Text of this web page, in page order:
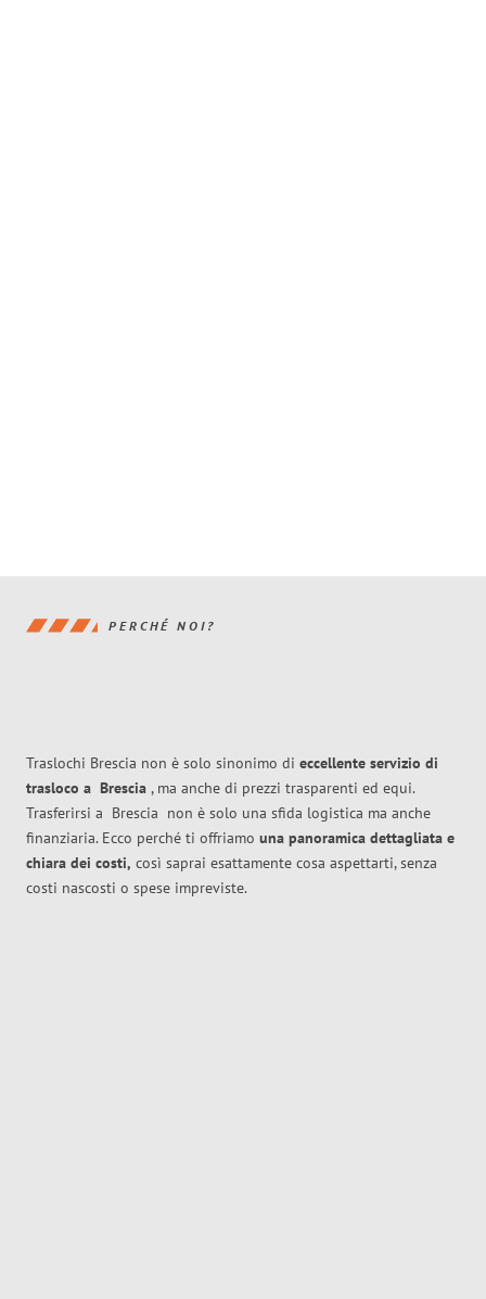
PERCHÉ NOI?
Traslochi Brescia non è solo sinonimo di eccellente servizio di
trasloco a Brescia , ma anche di prezzi trasparenti ed equi.
Trasferirsi a Brescia non è solo una sfida logistica ma anche
finanziaria. Ecco perché ti offriamo una panoramica dettagliata e
chiara dei costi, così saprai esattamente cosa aspettarti, senza
costi nascosti o spese impreviste.